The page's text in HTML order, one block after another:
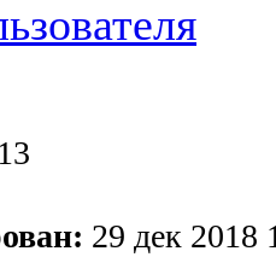
13
29 дек 2018